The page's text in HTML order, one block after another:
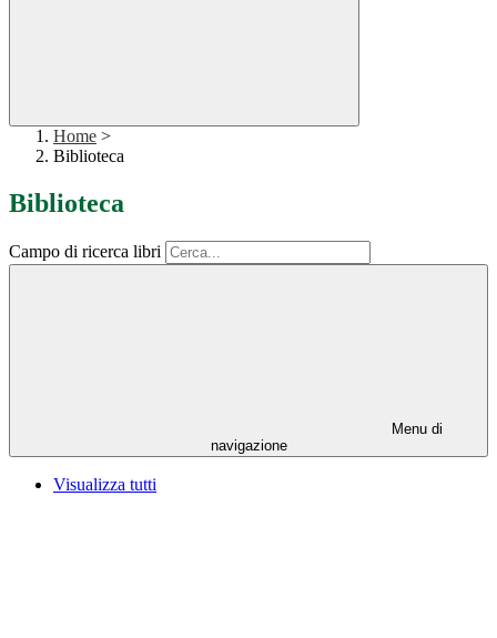
Home >
Biblioteca
Biblioteca
Campo di ricerca libri
Menu di
navigazione
Visualizza tutti